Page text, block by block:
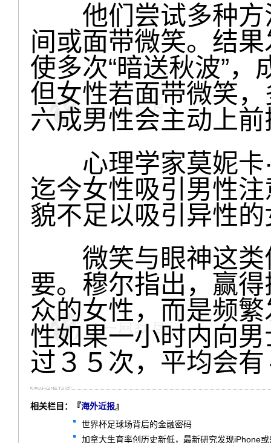
他们尝试多种方
间或面带微笑。结
使多次“暗送秋波”
但女性若面带微笑
六成男性会主动上
心理学家莫妮卡·
迄今女性吸引男性
貌不足以吸引异性
微笑与眼神这类
要。穆尔指出，赢
众的女性，而是频繁
性如果一小时内向
过３５次，平均会
相关栏目：『海外近报』
世界杯足球场背后的金融密码
加拿大生育率创历史新低，最新研究发现iPhone